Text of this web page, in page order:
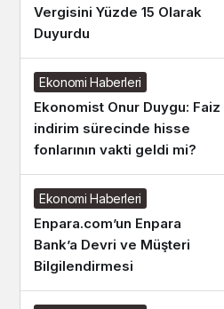
Vergisini Yüzde 15 Olarak
Duyurdu
Ekonomi Haberleri
Ekonomist Onur Duygu: Faiz
indirim sürecinde hisse
fonlarının vakti geldi mi?
Ekonomi Haberleri
Enpara.com’un Enpara
Bank’a Devri ve Müşteri
Bilgilendirmesi